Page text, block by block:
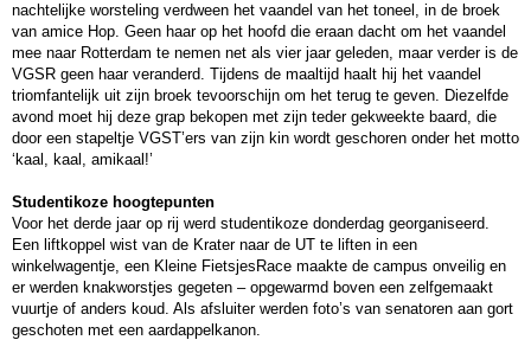
nachtelijke worsteling verdween het vaandel van het toneel, in de broek
van amice Hop. Geen haar op het hoofd die eraan dacht om het vaandel
mee naar Rotterdam te nemen net als vier jaar geleden, maar verder is de
VGSR geen haar veranderd. Tijdens de maaltijd haalt hij het vaandel
triomfantelijk uit zijn broek tevoorschijn om het terug te geven. Diezelfde
avond moet hij deze grap bekopen met zijn teder gekweekte baard, die
door een stapeltje VGST’ers van zijn kin wordt geschoren onder het motto
‘kaal, kaal, amikaal!’
Studentikoze hoogtepunten
Voor het derde jaar op rij werd studentikoze donderdag georganiseerd.
Een liftkoppel wist van de Krater naar de UT te liften in een
winkelwagentje, een Kleine FietsjesRace maakte de campus onveilig en
er werden knakworstjes gegeten – opgewarmd boven een zelfgemaakt
vuurtje of anders koud. Als afsluiter werden foto’s van senatoren aan gort
geschoten met een aardappelkanon.